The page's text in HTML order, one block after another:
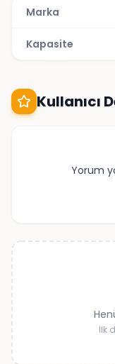
Marka
Kapasite
Kullanıcı
Yorum
İlk